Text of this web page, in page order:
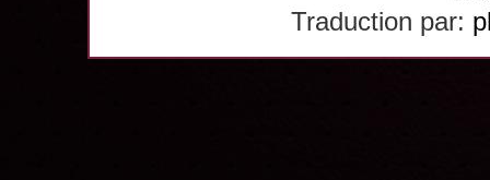
Traduction par: